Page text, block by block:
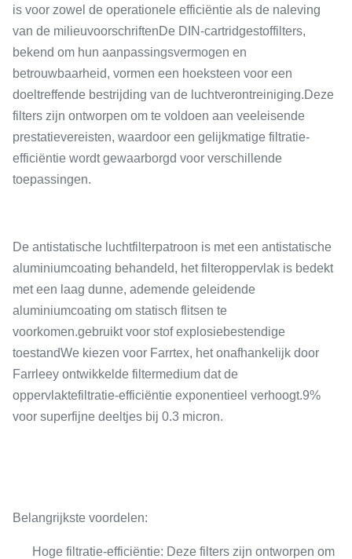
is voor zowel de operationele efficiëntie als de naleving
van de milieuvoorschriftenDe DIN-cartridgestoffilters,
bekend om hun aanpassingsvermogen en
betrouwbaarheid, vormen een hoeksteen voor een
doeltreffende bestrijding van de luchtverontreiniging.Deze
filters zijn ontworpen om te voldoen aan veeleisende
prestatievereisten, waardoor een gelijkmatige filtratie-
efficiëntie wordt gewaarborgd voor verschillende
toepassingen.
De antistatische luchtfilterpatroon is met een antistatische
aluminiumcoating behandeld, het filteroppervlak is bedekt
met een laag dunne, ademende geleidende
aluminiumcoating om statisch flitsen te
voorkomen.gebruikt voor stof explosiebestendige
toestandWe kiezen voor Farrtex, het onafhankelijk door
Farrleey ontwikkelde filtermedium dat de
oppervlaktefiltratie-efficiëntie exponentieel verhoogt.9%
voor superfijne deeltjes bij 0.3 micron.
Belangrijkste voordelen:
Hoge filtratie-efficiëntie: Deze filters zijn ontworpen om